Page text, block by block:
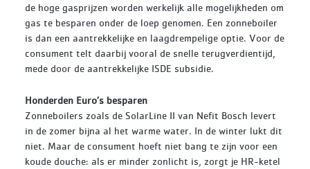
de hoge gasprijzen worden werkelijk alle mogelijkheden om
gas te besparen onder de loep genomen. Een zonneboiler
is dan een aantrekkelijke en laagdrempelige optie. Voor de
consument telt daarbij vooral de snelle terugverdientijd,
mede door de aantrekkelijke ISDE subsidie.
Honderden Euro’s besparen
Zonneboilers zoals de SolarLine II van Nefit Bosch levert
in de zomer bijna al het warme water. In de winter lukt dit
niet. Maar de consument hoeft niet bang te zijn voor een
koude douche: als er minder zonlicht is, zorgt je HR-ketel